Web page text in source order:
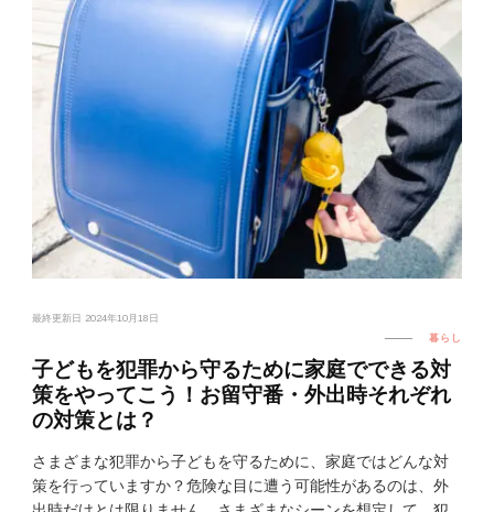
最終更新日 2024年10月18日
暮らし
子どもを犯罪から守るために家庭でできる対
策をやってこう！お留守番・外出時それぞれ
の対策とは？
さまざまな犯罪から子どもを守るために、家庭ではどんな対
策を行っていますか？危険な目に遭う可能性があるのは、外